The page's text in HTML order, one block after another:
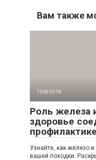
Вам также
Новости
Роль железа
здоровье
Узнайте, как железо
вашей походки.